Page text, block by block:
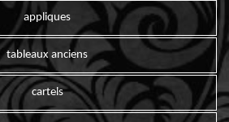
appliques
tableaux anciens
cartels